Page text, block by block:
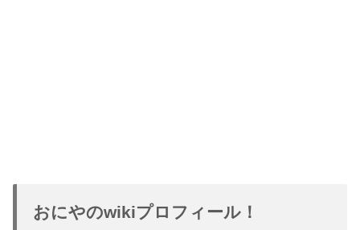
おにやのwikiプロフィール！